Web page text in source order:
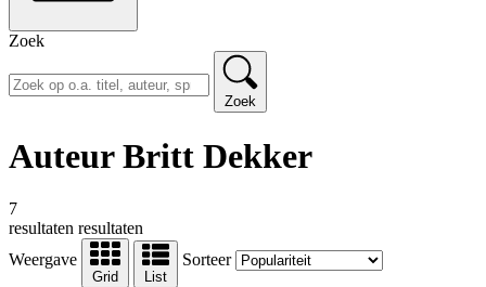
Zoek
Zoek
Auteur Britt Dekker
7
resultaten resultaten
Weergave
Grid List
Sorteer